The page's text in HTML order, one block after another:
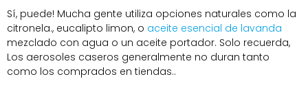
Sí, puede! Mucha gente utiliza opciones naturales como la
citronela., eucalipto limon, o aceite esencial de lavanda
mezclado con agua o un aceite portador. Solo recuerda,
Los aerosoles caseros generalmente no duran tanto
como los comprados en tiendas..